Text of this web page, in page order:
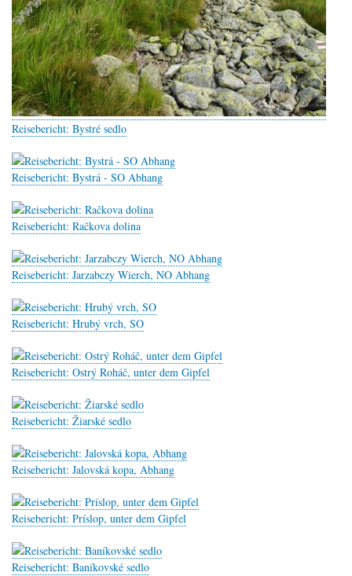
Reisebericht: Bystré sedlo
Reisebericht: Bystrá - SO Abhang
Reisebericht: Račkova dolina
Reisebericht: Jarzabczy Wierch, NO Abhang
Reisebericht: Hrubý vrch, SO
Reisebericht: Ostrý Roháč, unter dem Gipfel
Reisebericht: Žiarské sedlo
Reisebericht: Jalovská kopa, Abhang
Reisebericht: Príslop, unter dem Gipfel
Reisebericht: Baníkovské sedlo